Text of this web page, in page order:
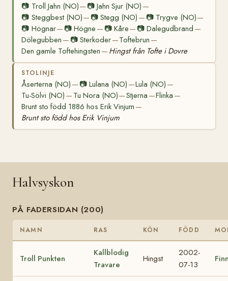
📷 Troll Jahn (NO)— 📷Jahn Sjur (NO) —
📷 Steggbest (NO)— 📷Stegg (NO) — 📷 Trygve (NO)—
📷 Högnar— 📷Högne — 📷 Kåre— 📷 Dalegudbrand —
Dölegubben — 📷Sterkoder—Toftebrun —
Den gamle Toftehingsten — Hingst från Tofte i Dovre
STOLINJE
Åserterna (NO) — 📷Lulana (NO) —Lula (NO) —
Tu-Sölvi (NO) — Tu Nora (NO)—Stjerna —Flinka —
Brunt sto född 1886 hos Erik Vinjum —
Brunt sto född hos Erik Vinjum
Halvsyskon
PÅ FADERSIDAN (200)
NAMN RAS KÖN FÖDD
Troll Punkten
Kallblodig
Travare
Hingst
2002-
07-13